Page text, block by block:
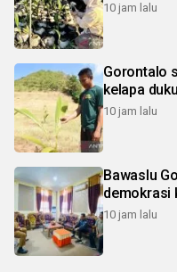
10 jam lalu
Gorontalo
kelapa
10 jam lalu
Bawaslu
demokrasi
10 jam lalu